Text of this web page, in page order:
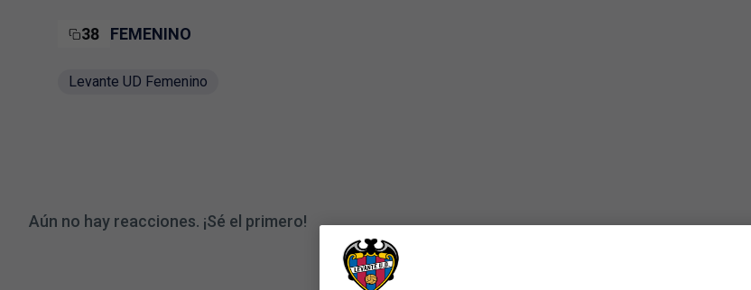
38 FEMENINO
Levante UD Femenino
Aún no hay reacciones. ¡Sé el primero!